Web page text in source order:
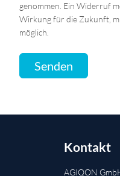
genommen. Ein Widerruf
Wirkung für die Zukunft,
möglich.
Kontakt
AGIQON